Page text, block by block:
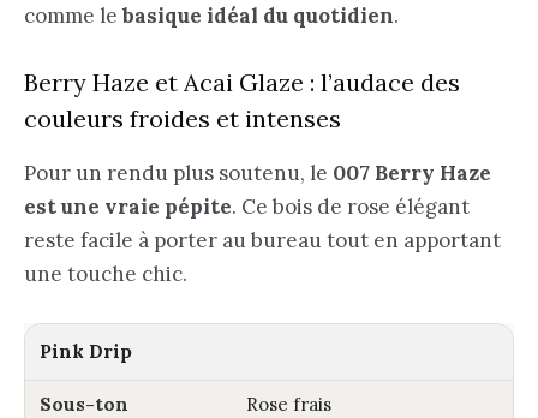
comme lebasique idéal du quotidien.
Berry Haze et Acai Glaze : l’audace des
couleurs froides et intenses
Pour un rendu plus soutenu, le 007 Berry Haze
est une vraie pépite. Ce bois de rose élégant
reste facile à porter au bureau tout en apportant
une touche chic.
Pink Drip
Rose frais